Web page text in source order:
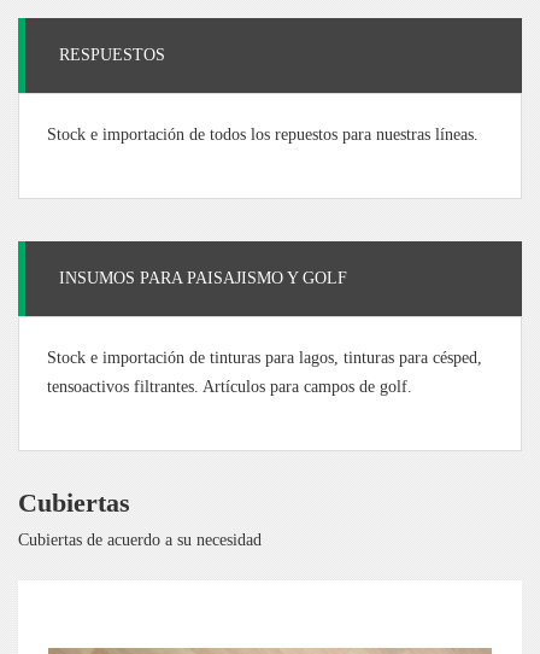
RESPUESTOS
Stock e importación de todos los repuestos para nuestras líneas.
INSUMOS PARA PAISAJISMO Y GOLF
Stock e importación de tinturas para lagos, tinturas para césped,
tensoactivos filtrantes. Artículos para campos de golf.
Cubiertas
Cubiertas de acuerdo a su necesidad